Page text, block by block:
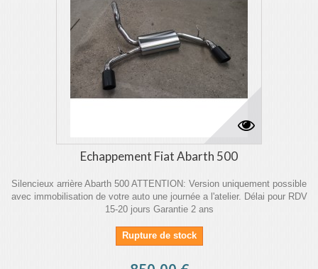
Echappement Fiat Abarth 500
Silencieux arrière Abarth 500 ATTENTION: Version uniquement possible
avec immobilisation de votre auto une journée a l'atelier. Délai pour RDV
15-20 jours Garantie 2 ans
Rupture de stock